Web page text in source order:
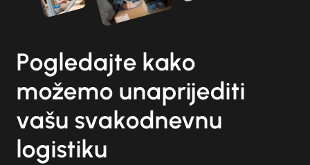
Pogledajte kako
možemo unaprijediti
vašu svakodnevnu
logistiku